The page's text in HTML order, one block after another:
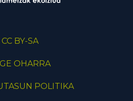
CC BY-SA
OHARRA
POLITIKA